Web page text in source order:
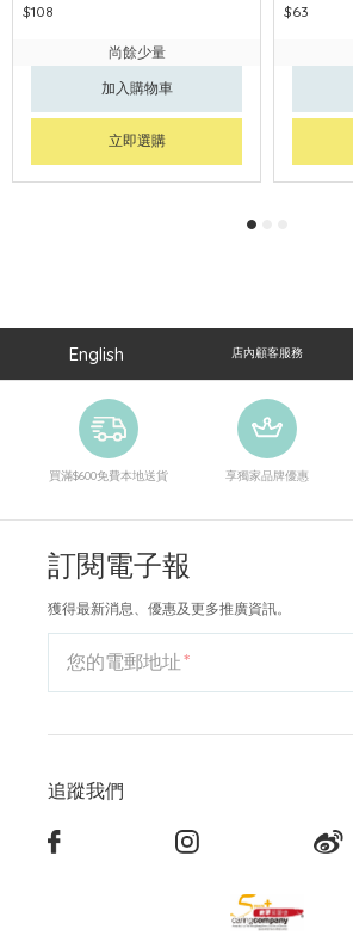
$108
尚餘少量
加入購物車
立即選購
$63
English 店內顧客服務
買滿$600免費本地送貨 享獨家品牌優惠
訂閱電子報
獲得最新消息、優惠及更多推廣資訊。
您的電郵地址
追蹤我們